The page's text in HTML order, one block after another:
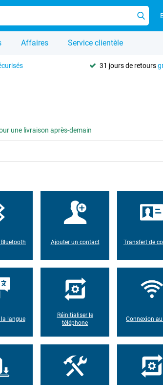
Affaires Service clientèle
31 jours de retours
une livraison après-demain
Ajouter un contact Transfert de
langue
Réinitialiser le
téléphone
Connexion au